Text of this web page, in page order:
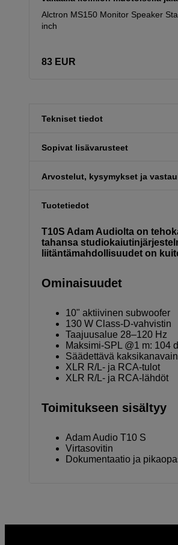
Alctron MS150 Monitor Speaker
inch
83 EUR
Tekniset tiedot
Sopivat lisävarusteet
Arvostelut, kysymykset ja
Tuotetiedot
T10S Adam Audiolta on
tahansa
liitäntämahdollisuudet on
Ominaisuudet
10" aktiivinen subwoofer
130 W Class-D-vahvistin
Taajuusalue 28–120 Hz
Maksimi-SPL @1 m: 104
Säädettävä
XLR R/L- ja RCA-tulot
XLR R/L- ja RCA-lähdöt
Toimitukseen sisältyy
Adam Audio T10 S
Virtasovitin
Dokumentaatio ja